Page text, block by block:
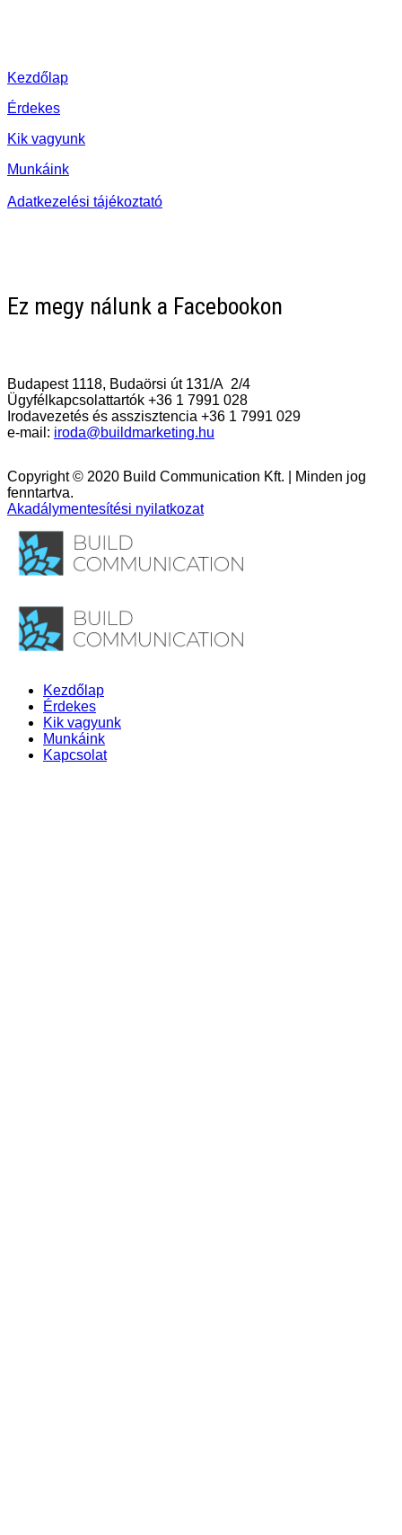
Kezdőlap
Érdekes
Kik vagyunk
Munkáink
Adatkezelési tájékoztató
Ez megy nálunk a Facebookon
Budapest 1118, Budaörsi út 131/A 2/4
Ügyfélkapcsolattartók +36 1 7991 028
Irodavezetés és asszisztencia +36 1 7991 029
e-mail: iroda@buildmarketing.hu
Copyright © 2020 Build Communication Kft. | Minden jog
fenntartva.
Akadálymentesítési nyilatkozat
Kezdőlap
Érdekes
Kik vagyunk
Munkáink
Kapcsolat